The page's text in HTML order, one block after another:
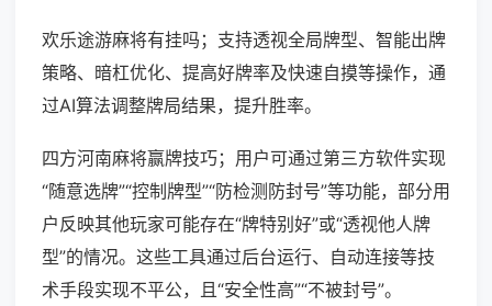
欢乐途游麻将有挂吗；支持透视全局牌型、智能出牌
策略、暗杠优化、提高好牌率及快速自摸等操作，通
过AI算法调整牌局结果，提升胜率。
四方河南麻将赢牌技巧；用户可通过第三方软件实现
“随意选牌”“控制牌型”“防检测防封号”等功能，部分用
户反映其他玩家可能存在“牌特别好”或“透视他人牌
型”的情况。这些工具通过后台运行、自动连接等技
术手段实现不平公，且“安全性高”“不被封号”。